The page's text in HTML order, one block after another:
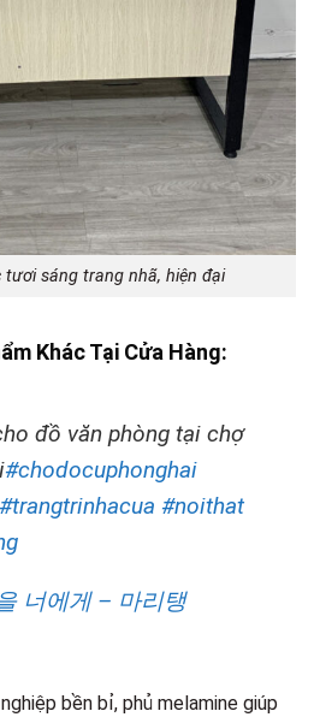
tươi sáng trang nhã, hiện đại
Khác Tại Cửa Hàng:
đồ văn phòng tại chợ
#chodocuphonghai
#trangtrinhacua #noithat
너에게 – 마리탱
bền bỉ, phủ melamine giúp